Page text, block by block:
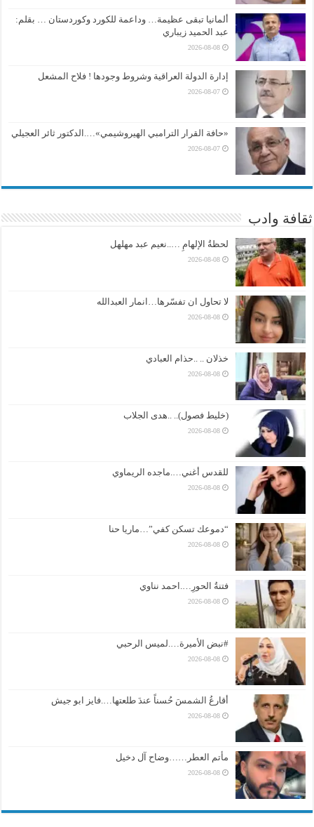
ألمانيا تبقى عظيمة… وداعمة للكورد وكوردستان … بقلم:
عبد الحميد زيباري
2026-08-08
إدارة الدولة العراقية وشروط وجودها ! فلاح المشعل
2026-08-07
«حافة القرار الترامبي الهيروشيمي»….الدكتور ثائر العجيلي
2026-08-07
ثقافة وادب
لحظةُ الإلهامِ …..نعيم عبد مهلهل
2026-08-08
لا تحاول ان تفسّرها…انمار العبدالله
2026-08-08
خذلان .. ..حذام العبادي
2026-08-08
(خليط فصول).. ..هدى الجلاب
2026-08-08
للقدس أغني….ماجده الريماوي
2026-08-08
“دموعك تسكن كفي”…ماريا حنا
2026-08-08
فتنةُ الحورِ….احمد نناوي
2026-08-08
#نبض الأميرة….لميس الرحبي
2026-08-08
أقارعُ الشمسَ حُسناً عندَ طلعتها….فايز ابو جيش
2026-08-08
مأتم العطر……وضاح آل دخيل
2026-08-08